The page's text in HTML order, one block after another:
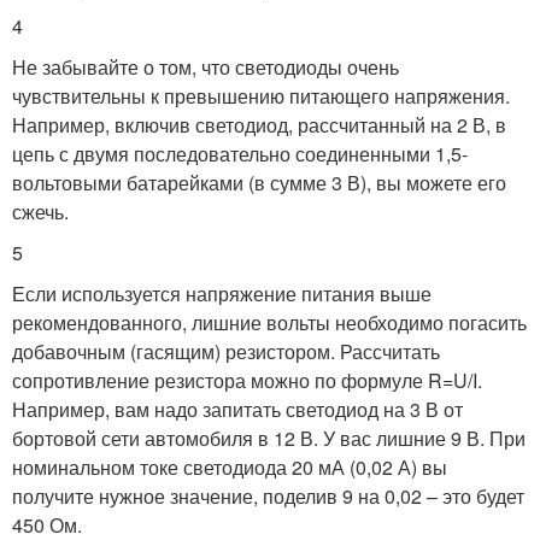
4
Не забывайте о том, что светодиоды очень
чувствительны к превышению питающего напряжения.
Например, включив светодиод, рассчитанный на 2 В, в
цепь с двумя последовательно соединенными 1,5-
вольтовыми батарейками (в сумме 3 В), вы можете его
сжечь.
5
Если используется напряжение питания выше
рекомендованного, лишние вольты необходимо погасить
добавочным (гасящим) резистором. Рассчитать
сопротивление резистора можно по формуле R=U/I.
Например, вам надо запитать светодиод на 3 В от
бортовой сети автомобиля в 12 В. У вас лишние 9 В. При
номинальном токе светодиода 20 мА (0,02 А) вы
получите нужное значение, поделив 9 на 0,02 – это будет
450 Ом.